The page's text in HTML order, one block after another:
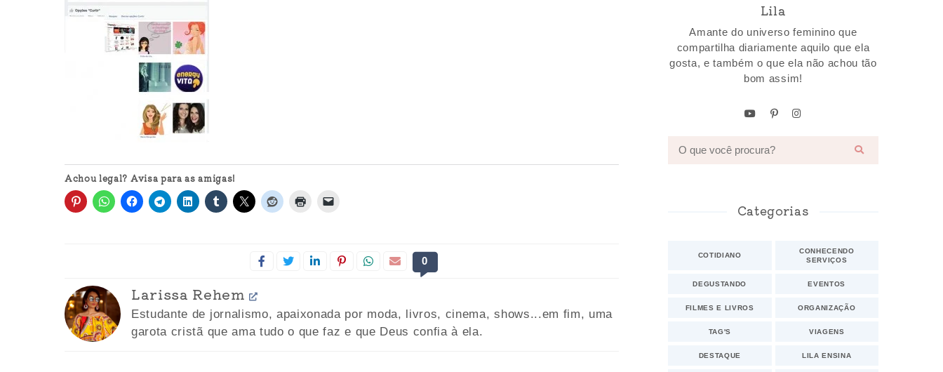
Achou legal? Avisa para as amigas!
0
Larissa Rehem
Estudante de jornalismo, apaixonada por moda, livros, cinema, shows...em fim, uma
garota cristã que ama tudo o que faz e que Deus confia à ela.
Lila
Amante do universo feminino que
compartilha diariamente aquilo que ela
gosta, e também o que ela não achou tão
bom assim!
Categorias
COTIDIANO
CONHECENDO
SERVIÇOS
DEGUSTANDO EVENTOS
FILMES E LIVROS ORGANIZAÇÃO
TAG'S VIAGENS
DESTAQUE LILA ENSINA